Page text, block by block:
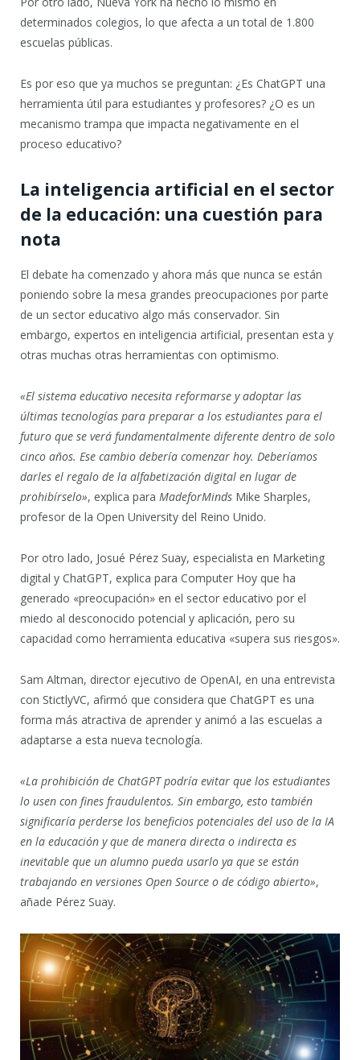
determinados colegios, lo que afecta a un total de 1.800
escuelas públicas.
Es por eso que ya muchos se preguntan: ¿Es ChatGPT una
herramienta útil para estudiantes y profesores? ¿O es un
mecanismo trampa que impacta negativamente en el
proceso educativo?
La inteligencia artificial en el sector
de la educación: una cuestión para
nota
El debate ha comenzado y ahora más que nunca se están
poniendo sobre la mesa grandes preocupaciones por parte
de un sector educativo algo más conservador. Sin
embargo, expertos en inteligencia artificial, presentan esta y
otras muchas otras herramientas con optimismo.
«El sistema educativo necesita reformarse y adoptar las
últimas tecnologías para preparar a los estudiantes para el
futuro que se verá fundamentalmente diferente dentro de solo
cinco años. Ese cambio debería comenzar hoy. Deberíamos
darles el regalo de la alfabetización digital en lugar de
prohibírselo», explica para MadeforMinds Mike Sharples,
profesor de la Open University del Reino Unido.
Por otro lado, Josué Pérez Suay, especialista en Marketing
digital y ChatGPT, explica para Computer Hoy que ha
generado «preocupación» en el sector educativo por el
miedo al desconocido potencial y aplicación, pero su
capacidad como herramienta educativa «supera sus riesgos».
Sam Altman, director ejecutivo de OpenAI, en una entrevista
con StictlyVC, afirmó que considera que ChatGPT es una
forma más atractiva de aprender y animó a las escuelas a
adaptarse a esta nueva tecnología.
«La prohibición de ChatGPT podría evitar que los estudiantes
lo usen con fines fraudulentos. Sin embargo, esto también
significaría perderse los beneficios potenciales del uso de la IA
en la educación y que de manera directa o indirecta es
inevitable que un alumno pueda usarlo ya que se están
trabajando en versiones Open Source o de código abierto»,
añade Pérez Suay.